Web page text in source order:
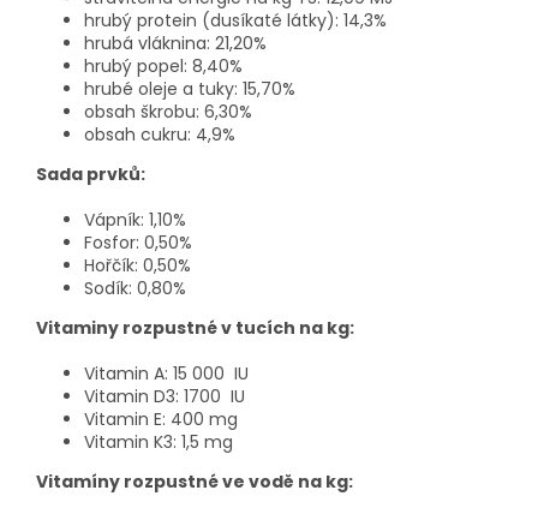
hrubý protein (dusíkaté látky): 14,3%
hrubá vláknina: 21,20%
hrubý popel: 8,40%
hrubé oleje a tuky: 15,70%
obsah škrobu: 6,30%
obsah cukru: 4,9%
Sada prvků:
Vápník: 1,10%
Fosfor: 0,50%
Hořčík: 0,50%
Sodík: 0,80%
Vitaminy rozpustné v tucích na kg:
Vitamin A: 15 000 IU
Vitamin D3: 1700 IU
Vitamin E: 400 mg
Vitamin K3: 1,5 mg
Vitamíny rozpustné ve vodě na kg: